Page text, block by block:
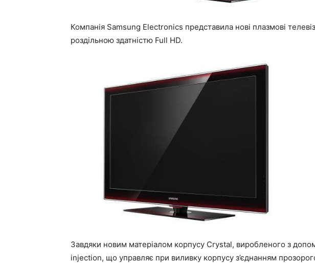
Компанія Samsung Electronics представила нові плазмові
роздільною здатністю Full HD.
Завдяки новим матеріалом корпусу Crystal, виробленого з
injection, що управляє при виливку корпусу з’єднанням